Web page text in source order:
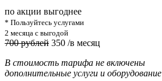
по акции выгоднее
* Пользуйтесь услугами
2 месяца с выгодой
700 рублей 350 /в месяц
В стоимость тарифа не включены
дополнительные услуги и оборудование